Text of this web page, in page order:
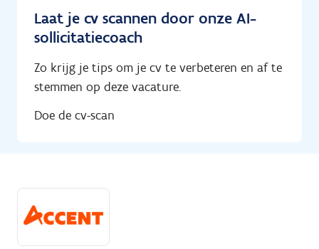
Laat je cv scannen door onze AI-
sollicitatiecoach
Zo krijg je tips om je cv te verbeteren en af te
stemmen op deze vacature.
Doe de cv-scan